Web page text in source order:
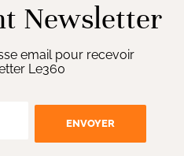
Newsletter
email pour recevoir
Le360
ENVOYER